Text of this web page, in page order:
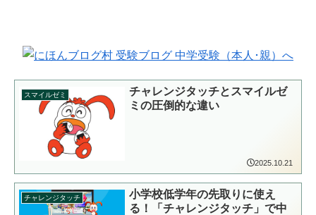
スマイルゼミ
チャレンジタッチとスマイルゼ
ミの圧倒的な違い
2025.10.21
チャレンジタッチ
小学校低学年の先取りに使え
る！「チャレンジタッチ」で中